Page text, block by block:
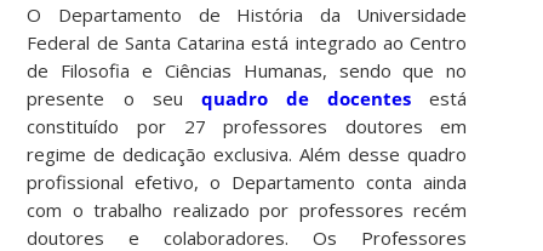
O Departamento de História da Universidade
Federal de Santa Catarina está integrado ao Centro
de Filosofia e Ciências Humanas, sendo que no
presente o seu quadro de docentesestá
constituído por 27 professores doutores em
regime de dedicação exclusiva. Além desse quadro
profissional efetivo, o Departamento conta ainda
com o trabalho realizado por professores recém
doutores e colaboradores. Os Professores